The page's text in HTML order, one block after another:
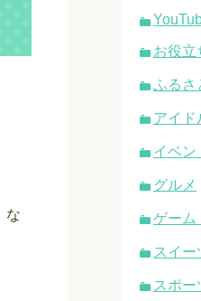
な
お役立
ふるさ
アイド
イベン
グルメ
ゲーム
スイー
スポー